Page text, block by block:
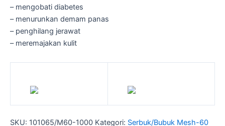
– mengobati diabetes
– menurunkan demam panas
– penghilang jerawat
– meremajakan kulit
SKU: 101065/M60-1000 Kategori: Serbuk/Bubuk Mesh-60